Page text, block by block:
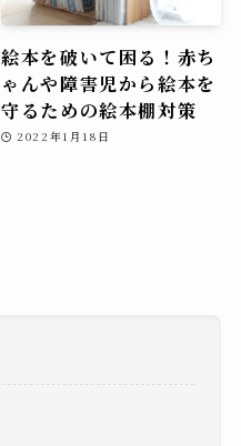
絵本を破いて困る！赤ち
ゃんや障害児から絵本を
守るための絵本棚対策
2022年1月18日